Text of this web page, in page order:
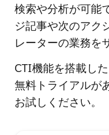
検索や分析が可能
ジ記事や次のアク
レーターの業務を
CTI機能を搭載し
無料トライアルが
お試しください。